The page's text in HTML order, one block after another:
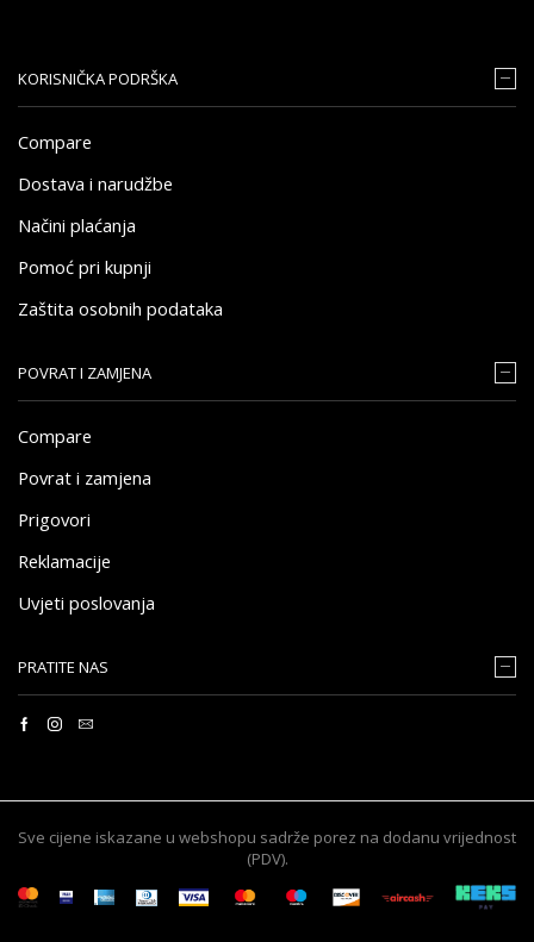
KORISNIČKA PODRŠKA
Compare
Dostava i narudžbe
Načini plaćanja
Pomoć pri kupnji
Zaštita osobnih podataka
POVRAT I ZAMJENA
Compare
Povrat i zamjena
Prigovori
Reklamacije
Uvjeti poslovanja
PRATITE NAS
Sve cijene iskazane u webshopu sadrže porez na dodanu vrijednost
(PDV).